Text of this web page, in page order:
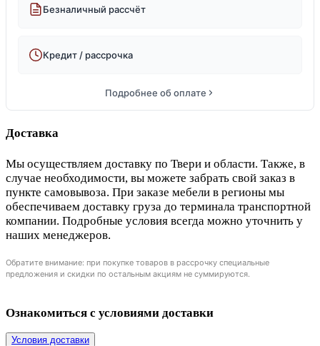
Безналичный рассчёт
Кредит / рассрочка
Подробнее об оплате
Доставка
Мы осуществляем доставку по Твери и области. Также, в
случае необходимости, вы можете забрать свой заказ в
пункте самовывоза. При заказе мебели в регионы мы
обеспечиваем доставку груза до терминала транспортной
компании. Подробные условия всегда можно уточнить у
наших менеджеров.
Обратите внимание: при покупке товаров в рассрочку специальные
предложения и скидки по остальным акциям не суммируются.
Ознакомиться с условиями доставки
Условия доставки